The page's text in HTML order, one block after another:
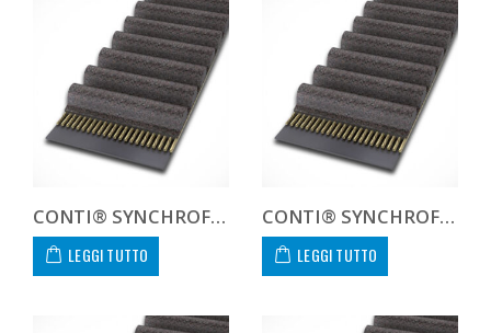
CONTI® SYNCHROFORCE CXA HTD14105085CXA
LEGGI TUTTO
CONTI® SYNCHROFORCE CXA HTD141050CXA CUSTOM
LEGGI TUTTO